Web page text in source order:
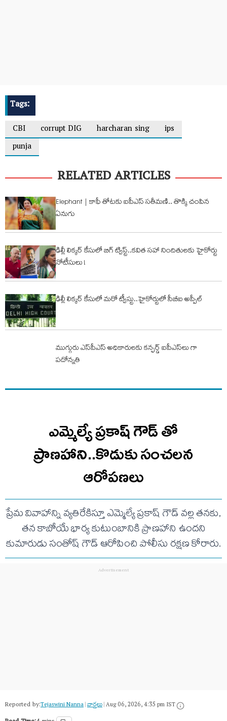
Tags:
CBI
corrupt DIG harcharan sing
ips
punja
RELATED ARTICLES
Elephant | కాఫీ తోట‌కు ఐపీఎస్ స‌తీమ‌ణి.. తొక్కి చంపిన
ఏనుగు
ఢిల్లీ లిక్కర్ కేసులో బిగ్ ట్విస్ట్..కవిత సహా నిందితులకు హైకోర్టు
నోటీసులు !
ఢిల్లీ లిక్కర్ కేసులో మరో ట్వీస్టు..హైకోర్టులో సీబీఐ అప్పీల్
ముగ్గురు ఎస్‌పీఎస్ అధికారులకు కన్ఫర్డ్ ఐపీఎస్‌లు గా
పదోన్నతి
ఎమ్మెల్యే ప్రకాష్ గౌడ్ తో
ప్రాణహాని..కొడుకు సంచలన
ఆరోపణలు
ప్రేమ వివాహాన్ని వ్యతిరేకిస్తూ ఎమ్మెల్యే ప్రకాష్ గౌడ్ వల్ల తనకు,
తన కాబోయే భార్య కుటుంబానికి ప్రాణహాని ఉందని
కుమారుడు సంతోష్ గౌడ్ ఆరోపించి పోలీసు రక్షణ కోరారు.
Reported by:Tejaswini Nanna|వార్త‌లు|Aug 06, 2026, 4:35 pm IST